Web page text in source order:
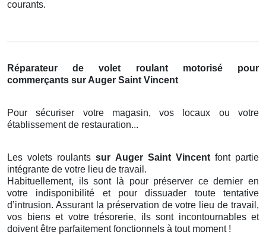
courants.
Réparateur de volet roulant motorisé pour
commerçants sur Auger Saint Vincent
Pour sécuriser votre magasin, vos locaux ou votre
établissement de restauration...
Les volets roulantssur Auger Saint Vincent font partie
intégrante de votre lieu de travail.
Habituellement, ils sont là pour préserver ce dernier en
votre indisponibilité et pour dissuader toute tentative
d’intrusion. Assurant la préservation de votre lieu de travail,
vos biens et votre trésorerie, ils sont incontournables et
doivent être parfaitement fonctionnels à tout moment !